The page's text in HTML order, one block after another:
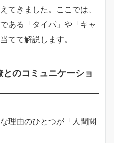
てきました。ここでは、
ある「タイパ」や「キャ
てて解説します。
とのコミュニケーショ
理由のひとつが「人間関